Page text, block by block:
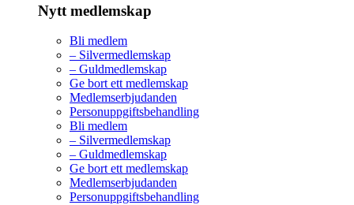
Nytt medlemskap
Bli medlem
– Silvermedlemskap
– Guldmedlemskap
Ge bort ett medlemskap
Medlemserbjudanden
Personuppgiftsbehandling
Bli medlem
– Silvermedlemskap
– Guldmedlemskap
Ge bort ett medlemskap
Medlemserbjudanden
Personuppgiftsbehandling